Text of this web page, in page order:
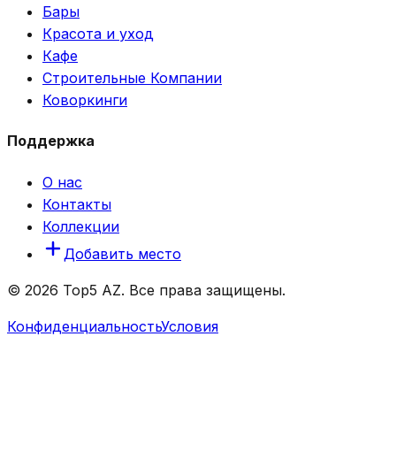
Бары
Красота и уход
Кафе
Строительные Компании
Коворкинги
Поддержка
О нас
Контакты
Коллекции
Добавить место
© 2026 Top5 AZ. Все права защищены.
КонфиденциальностьУсловия